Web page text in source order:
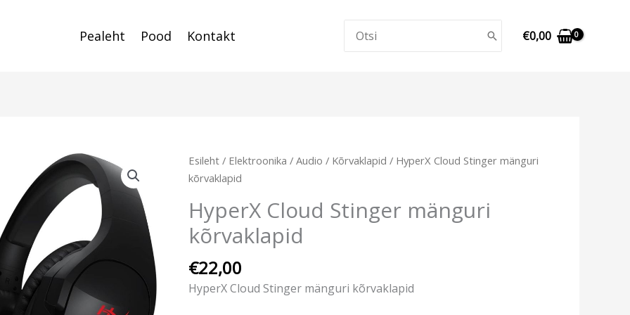
Pealeht Pood Kontakt
for:
€0,00
Esileht / Elektroonika / Audio / Kõrvaklapid / HyperX Cloud Stinger mänguri
kõrvaklapid
HyperX Cloud Stinger mänguri
kõrvaklapid
€22,00
HyperX Cloud Stinger mänguri kõrvaklapid